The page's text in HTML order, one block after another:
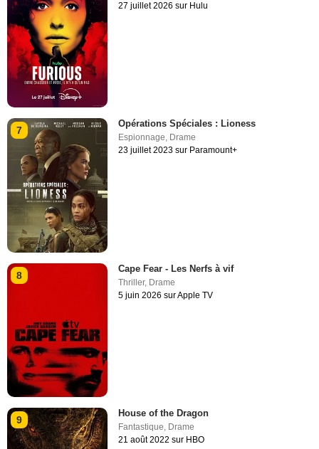
27 juillet 2026 sur Hulu
7
Opérations Spéciales : Lioness
Espionnage, Drame
23 juillet 2023 sur Paramount+
8
Cape Fear - Les Nerfs à vif
Thriller, Drame
5 juin 2026 sur Apple TV
9
House of the Dragon
Fantastique, Drame
21 août 2022 sur HBO